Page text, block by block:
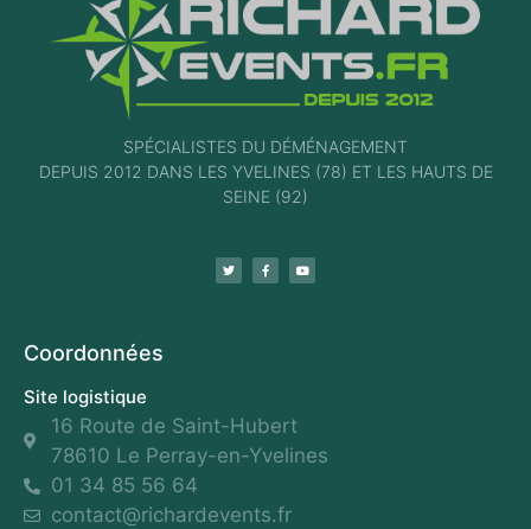
SPÉCIALISTES DU DÉMÉNAGEMENT
DEPUIS 2012 DANS LES YVELINES (78) ET LES HAUTS DE
SEINE (92)
Coordonnées
Site logistique
16 Route de Saint-Hubert
78610 Le Perray-en-Yvelines
01 34 85 56 64
contact@richardevents.fr